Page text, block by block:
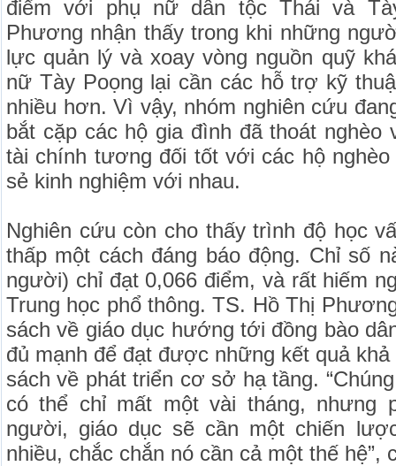
điểm với phụ nữ dân tộc Thái và
Phương nhận thấy trong khi những
lực quản lý và xoay vòng nguồn quỹ
nữ Tày Poọng lại cần các hỗ trợ kỹ
nhiều hơn. Vì vậy, nhóm nghiên cứu
bắt cặp các hộ gia đình đã thoát nghèo
tài chính tương đối tốt với các hộ nghèo
sẻ kinh nghiệm với nhau.
Nghiên cứu còn cho thấy trình độ học
thấp một cách đáng báo động. Chỉ số
người) chỉ đạt 0,066 điểm, và rất hiếm
Trung học phổ thông. TS. Hồ Thị
sách về giáo dục hướng tới đồng bào
đủ mạnh để đạt được những kết quả
sách về phát triển cơ sở hạ tầng.
có thể chỉ mất một vài tháng, nhưng
người, giáo dục sẽ cần một chiến
nhiều, chắc chắn nó cần cả một thế hệ”,